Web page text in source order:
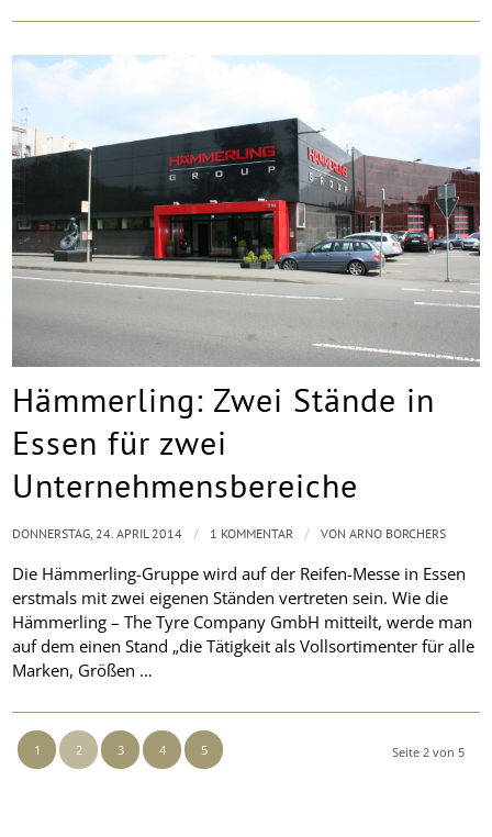
Hämmerling: Zwei Stände in
Essen für zwei
Unternehmensbereiche
Die Hämmerling-Gruppe wird auf der Reifen-Messe in Essen
erstmals mit zwei eigenen Ständen vertreten sein. Wie die
Hämmerling – The Tyre Company GmbH mitteilt, werde man
auf dem einen Stand „die Tätigkeit als Vollsortimenter für alle
Marken, Größen …
DONNERSTAG, 24. APRIL 2014 / 1 KOMMENTAR / VONARNO BORCHERS
Seite 2 von 5
1 2 3 4 5